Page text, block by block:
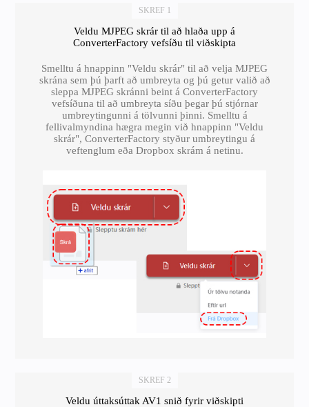
SKREF 1
Veldu MJPEG skrár til að hlaða upp á
ConverterFactory vefsíðu til viðskipta
Smelltu á hnappinn "Veldu skrár" til að velja MJPEG
skrána sem þú þarft að umbreyta og þú getur valið að
sleppa MJPEG skránni beint á ConverterFactory
vefsíðuna til að umbreyta síðu þegar þú stjórnar
umbreytingunni á tölvunni þinni. Smelltu á
fellivalmyndina hægra megin við hnappinn "Veldu
skrár", ConverterFactory styður umbreytingu á
veftenglum eða Dropbox skrám á netinu.
SKREF 2
Veldu úttaksúttak AV1 snið fyrir viðskipti